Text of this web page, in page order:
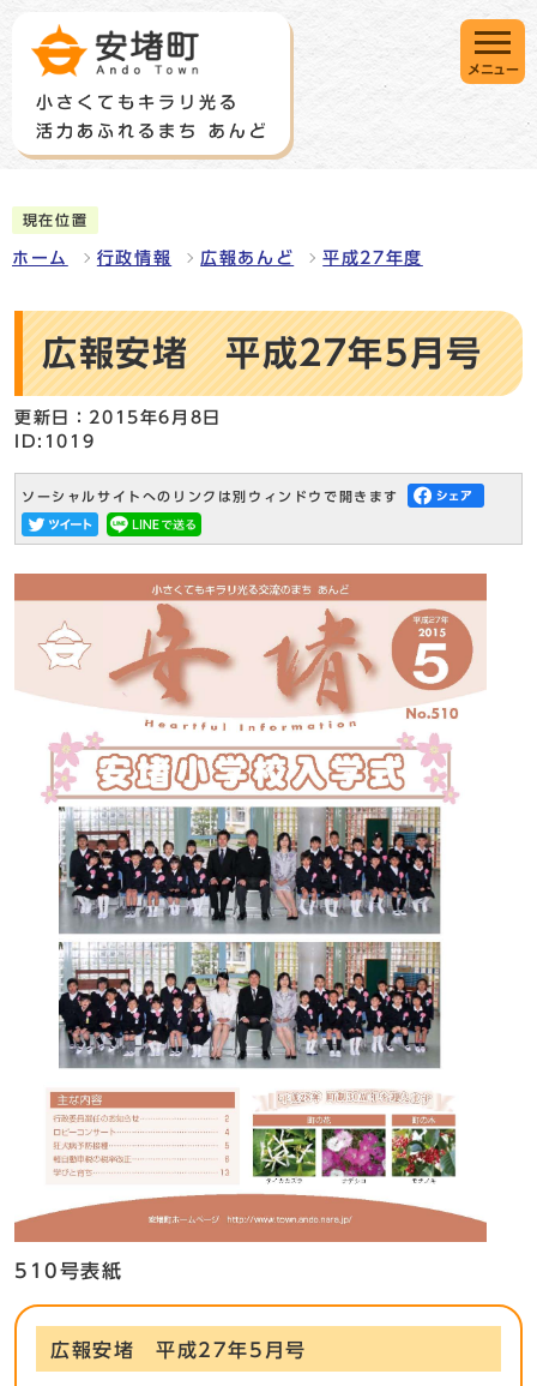
メニュー
現在位置
ホーム 行政情報 広報あんど 平成27年度
広報安堵 平成27年5月号
更新日：2015年6月8日
ID:1019
ソーシャルサイトへのリンクは別ウィンドウで開きます
510号表紙
広報安堵 平成27年5月号